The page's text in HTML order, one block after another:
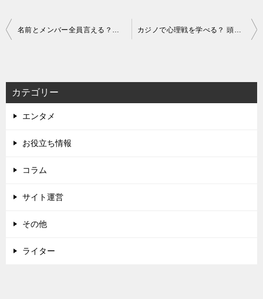
投
ビ
ゲ
ー
シ
カテゴリー
エンタメ
お役立ち情報
コラム
サイト運営
その他
ライター